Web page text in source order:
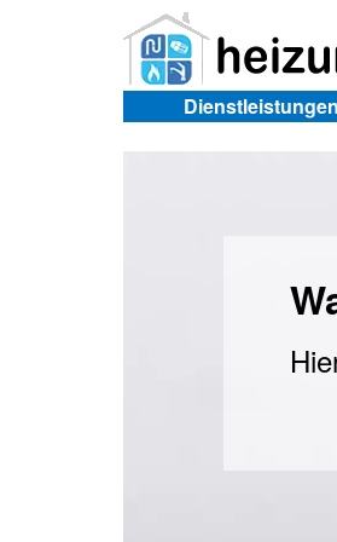
Dienstleistungen